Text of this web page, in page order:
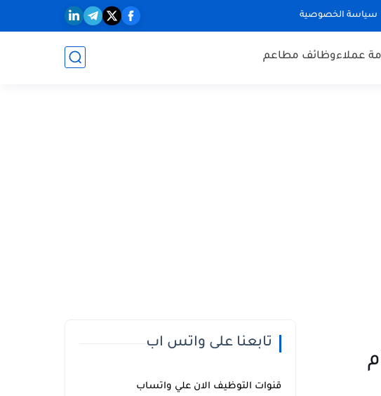
سياسة الخصوصية
عملاءوظائف مطاعم
تابعنا على واتس اب
قنوات التوظيف الان علي واتساب